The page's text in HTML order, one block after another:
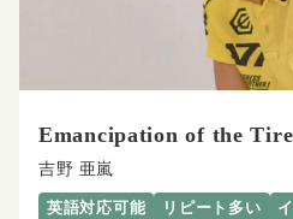
Emancipation of the
吉野 亜嵐
英語対応可能 リピート多い